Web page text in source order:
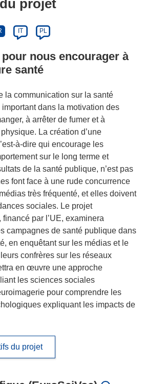
projet
IT PL
nous encourager à
santé
la communication sur la santé
dans la motivation des
à arrêter de fumer et à
La création d’une
qui encourage les
sur le long terme et
de la santé publique, n’est pas
font face à une rude concurrence
très fréquenté, et elles doivent
sociales. Le projet
par l’UE, examinera
campagnes de santé publique dans
en enquêtant sur les médias et le
confrères sur les réseaux
en œuvre une approche
les sciences sociales
pour comprendre les
expliquant les impacts de
du projet